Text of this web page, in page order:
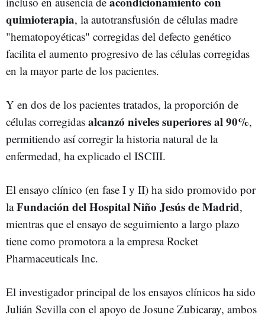
quimioterapia, la autotransfusión de células madre
"hematopoyéticas" corregidas del defecto genético
facilita el aumento progresivo de las células corregidas
en la mayor parte de los pacientes.
Y en dos de los pacientes tratados, la proporción de
células corregidas alcanzó niveles superiores al 90%,
permitiendo así corregir la historia natural de la
enfermedad, ha explicado el ISCIII.
El ensayo clínico (en fase I y II) ha sido promovido por
laFundación del Hospital Niño Jesús de Madrid,
mientras que el ensayo de seguimiento a largo plazo
tiene como promotora a la empresa Rocket
Pharmaceuticals Inc.
El investigador principal de los ensayos clínicos ha sido
Julián Sevilla con el apoyo de Josune Zubicaray, ambos